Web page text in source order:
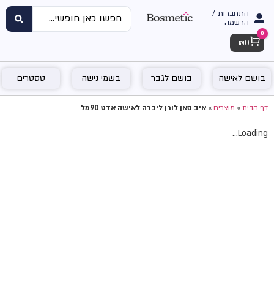
התחברות /
הרשמה
Cart
0
₪ 0
בושם לאישה בושם לגבר בשמי נישה טסטרים
דף הבית»מוצרים»איב סאן לורן ליברה לאישה אדט 90מל
Loading...